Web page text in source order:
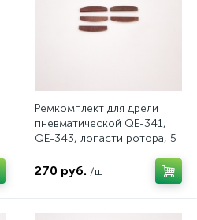
Ремкомплект для дрели
пневматической QE-341,
QE-343, лопасти ротора, 5
343T17
270 руб. /шт